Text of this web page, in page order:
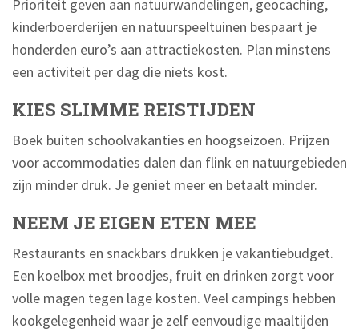
Prioriteit geven aan natuurwandelingen, geocaching,
kinderboerderijen en natuurspeeltuinen bespaart je
honderden euro’s aan attractiekosten. Plan minstens
een activiteit per dag die niets kost.
KIES SLIMME REISTIJDEN
Boek buiten schoolvakanties en hoogseizoen. Prijzen
voor accommodaties dalen dan flink en natuurgebieden
zijn minder druk. Je geniet meer en betaalt minder.
NEEM JE EIGEN ETEN MEE
Restaurants en snackbars drukken je vakantiebudget.
Een koelbox met broodjes, fruit en drinken zorgt voor
volle magen tegen lage kosten. Veel campings hebben
kookgelegenheid waar je zelf eenvoudige maaltijden